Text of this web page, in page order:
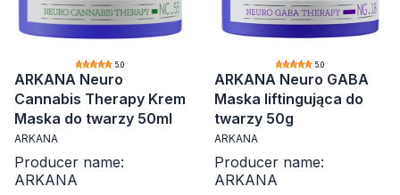
5.0
ARKANA Neuro
Cannabis Therapy Krem
Maska do twarzy 50ml
ARKANA
Producer name:
ARKANA
5.0
ARKANA Neuro GABA
Maska liftingująca do
twarzy 50g
ARKANA
Producer name:
ARKANA